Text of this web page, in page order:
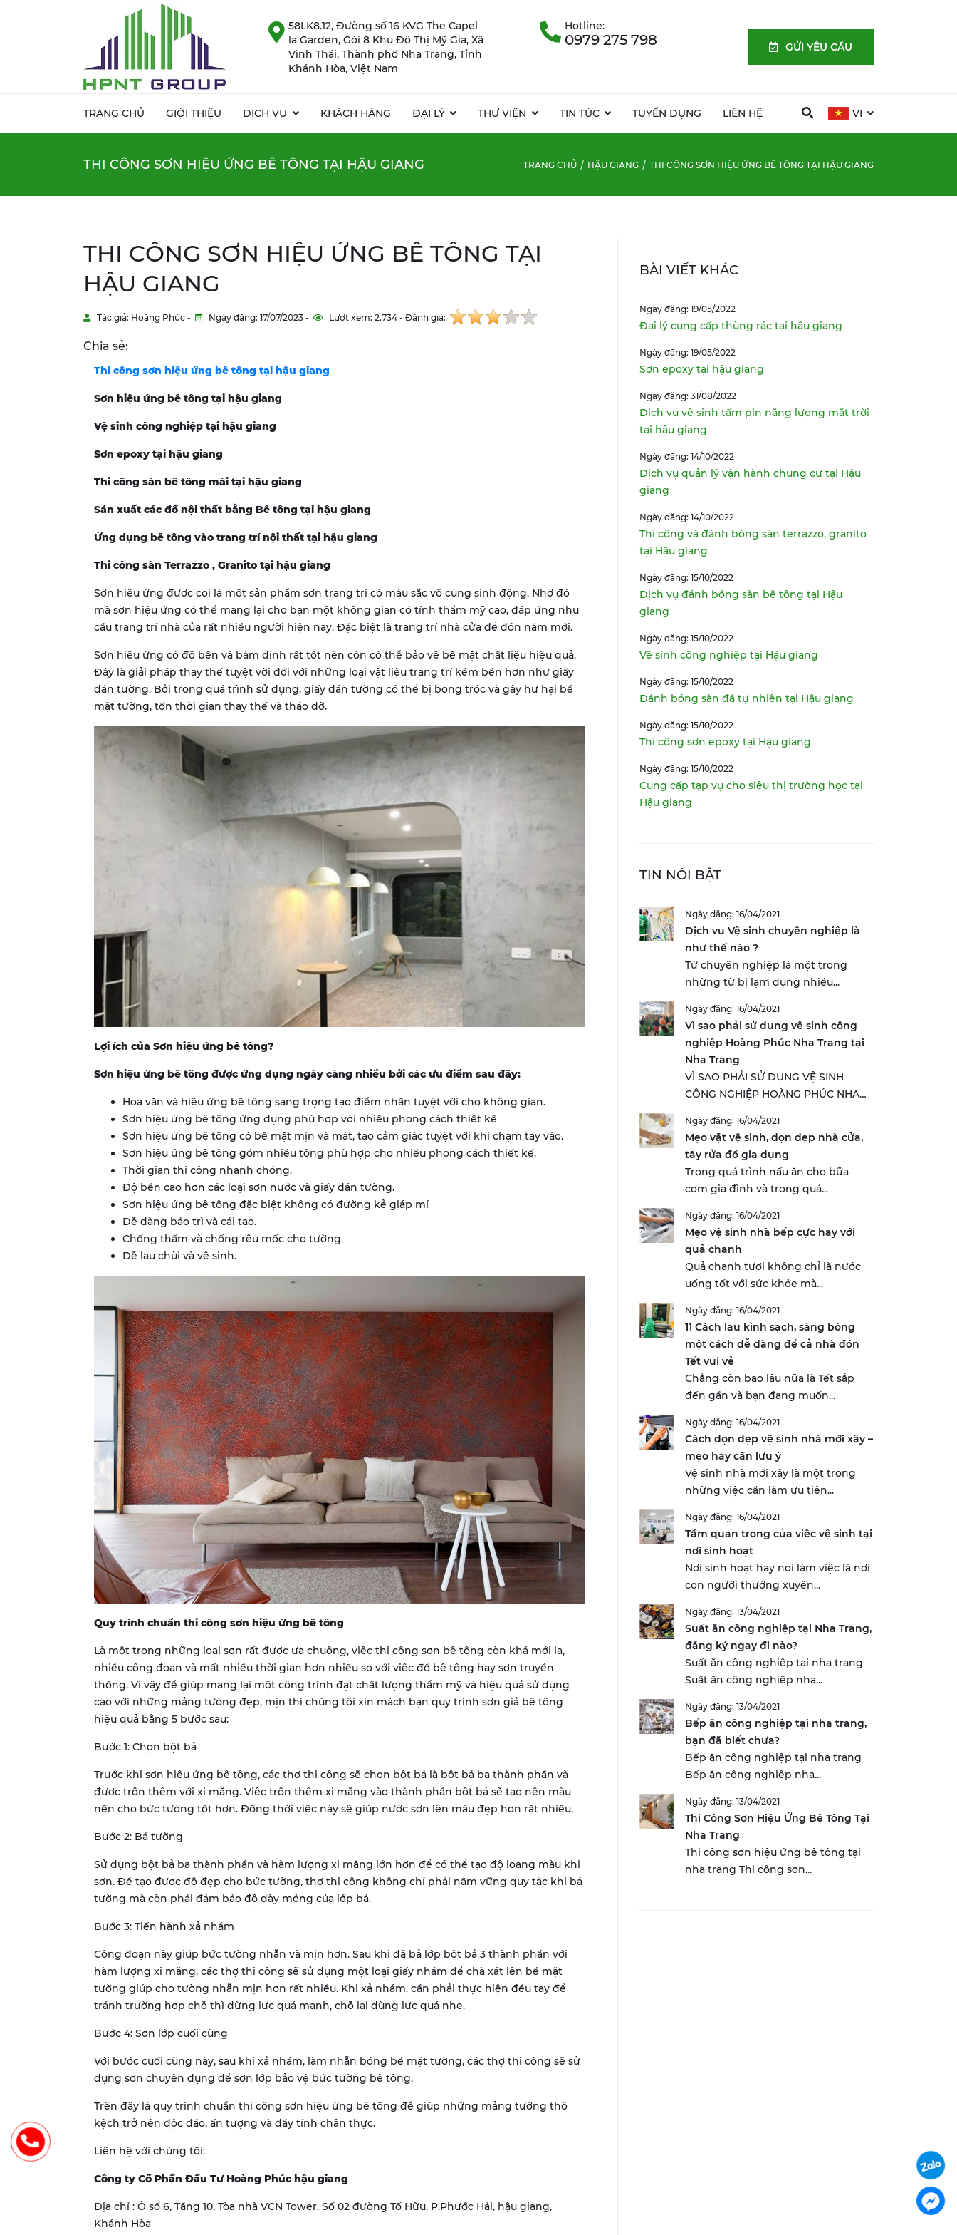
TRANG CHỦ GIỚI THIỆU DỊCH VỤ KHÁCH HÀNG ĐẠI LÝ THƯ VIỆN TIN TỨC TUYỂN DỤNG LIÊN HỆ VI
58LK8.12, Đường số 16 KVG The Capel
la Garden, Gói 8 Khu Đô Thị Mỹ Gia, Xã
Vĩnh Thái, Thành phố Nha Trang, Tỉnh
Khánh Hòa, Việt Nam
Hotline:
0979 275 798 GỬI YÊU CẦU
THI CÔNG SƠN HIỆU ỨNG BÊ TÔNG TẠI HẬU GIANG TRANG CHỦ HẬU GIANG THI CÔNG SƠN HIỆU ỨNG BÊ TÔNG TẠI HẬU GIANG
THI CÔNG SƠN HIỆU ỨNG BÊ TÔNG TẠI
HẬU GIANG
Tác giả: Hoàng Phúc - Ngày đăng: 17/07/2023 - Lượt xem: 2.734 - Đánh giá:
Chia sẻ:
Thi công sơn hiệu ứng bê tông tại hậu giang
Sơn hiệu ứng bê tông tại hậu giang
Vệ sinh công nghiệp tại hậu giang
Sơn epoxy tại hậu giang
Thi công sàn bê tông mài tại hậu giang
Sản xuất các đồ nội thất bằng Bê tông tại hậu giang
Ứng dụng bê tông vào trang trí nội thất tại hậu giang
Thi công sàn Terrazzo , Granito tại hậu giang
Sơn hiệu ứng được coi là một sản phẩm sơn trang trí có màu sắc vô cùng sinh động. Nhờ đó
mà sơn hiệu ứng có thể mang lại cho bạn một không gian có tính thẩm mỹ cao, đáp ứng nhu
cầu trang trí nhà của rất nhiều người hiện nay. Đặc biệt là trang trí nhà cửa để đón năm mới.
Sơn hiệu ứng có độ bền và bám dính rất tốt nên còn có thể bảo vệ bề mặt chất liệu hiệu quả.
Đây là giải pháp thay thế tuyệt vời đối với những loại vật liệu trang trí kém bền hơn như giấy
dán tường. Bởi trong quá trình sử dụng, giấy dán tường có thể bị bong tróc và gây hư hại bề
mặt tường, tốn thời gian thay thế và tháo dỡ.
Lợi ích của Sơn hiệu ứng bê tông?
Sơn hiệu ứng bê tông được ứng dụng ngày càng nhiều bởi các ưu điểm sau đây:
Hoa văn và hiệu ứng bê tông sang trọng tạo điểm nhấn tuyệt vời cho không gian.
Sơn hiệu ứng bê tông ứng dụng phù hợp với nhiều phong cách thiết kế
Sơn hiệu ứng bê tông có bề mặt mịn và mát, tạo cảm giác tuyệt vời khi chạm tay vào.
Sơn hiệu ứng bê tông gồm nhiều tông phù hợp cho nhiều phong cách thiết kế.
Thời gian thi công nhanh chóng.
Độ bền cao hơn các loại sơn nước và giấy dán tường.
Sơn hiệu ứng bê tông đặc biệt không có đường kẻ giáp mí
Dễ dàng bảo trì và cải tạo.
Chống thấm và chống rêu mốc cho tường.
Dễ lau chùi và vệ sinh.
Quy trình chuẩn thi công sơn hiệu ứng bê tông
Là một trong những loại sơn rất được ưa chuộng, việc thi công sơn bê tông còn khá mới lạ,
nhiều công đoạn và mất nhiều thời gian hơn nhiểu so với việc đổ bê tông hay sơn truyền
thống. Vì vậy để giúp mang lại một công trình đạt chất lượng thẩm mỹ và hiệu quả sử dụng
cao với những mảng tường đẹp, mịn thì chúng tôi xin mách bạn quy trình sơn giả bê tông
hiệu quả bằng 5 bước sau:
Bước 1: Chọn bột bả
Trước khi sơn hiệu ứng bê tông, các thợ thi công sẽ chọn bột bả là bột bả ba thành phần và
được trộn thêm với xi măng. Việc trộn thêm xi măng vào thành phần bột bả sẽ tạo nên màu
nền cho bức tường tốt hơn. Đồng thời việc này sẽ giúp nước sơn lên màu đẹp hơn rất nhiều.
Bước 2: Bả tường
Sử dụng bột bả ba thành phần và hàm lượng xi măng lớn hơn để có thể tạo độ loang màu khi
sơn. Để tạo được độ đẹp cho bức tường, thợ thi công không chỉ phải nắm vững quy tắc khi bả
tường mà còn phải đảm bảo độ dày mỏng của lớp bả.
Bước 3: Tiến hành xả nhám
Công đoạn này giúp bức tường nhẵn và mịn hơn. Sau khi đã bả lớp bột bả 3 thành phần với
hàm lượng xi măng, các thợ thi công sẽ sử dụng một loại giấy nhám để chà xát lên bề mặt
tường giúp cho tường nhẵn mịn hơn rất nhiều. Khi xả nhám, cần phải thực hiện đều tay để
tránh trường hợp chỗ thì dừng lực quá mạnh, chỗ lại dùng lực quá nhẹ.
Bước 4: Sơn lớp cuối cùng
Với bước cuối cùng này, sau khi xả nhám, làm nhẵn bóng bề mặt tường, các thợ thi công sẽ sử
dụng sơn chuyên dụng để sơn lớp bảo vệ bức tường bê tông.
Trên đây là quy trình chuẩn thi công sơn hiệu ứng bê tông để giúp những mảng tường thô
kệch trở nên độc đáo, ấn tượng và đầy tính chân thực.
Liên hệ với chúng tôi:
Công ty Cổ Phần Đầu Tư Hoàng Phúc hậu giang
Địa chỉ : Ô số 6, Tầng 10, Tòa nhà VCN Tower, Số 02 đường Tố Hữu, P.Phước Hải, hậu giang,
Khánh Hòa
BÀI VIẾT KHÁC
Ngày đăng: 19/05/2022
Đại lý cung cấp thùng rác tại hậu giang
Ngày đăng: 19/05/2022
Sơn epoxy tại hậu giang
Ngày đăng: 31/08/2022
Dịch vụ vệ sinh tấm pin năng lượng mặt trời
tại hậu giang
Ngày đăng: 14/10/2022
Dịch vụ quản lý vận hành chung cư tại Hậu
giang
Ngày đăng: 14/10/2022
Thi công và đánh bóng sàn terrazzo, granito
tại Hậu giang
Ngày đăng: 15/10/2022
Dịch vụ đánh bóng sàn bê tông tại Hậu
giang
Ngày đăng: 15/10/2022
Vệ sinh công nghiệp tại Hậu giang
Ngày đăng: 15/10/2022
Đánh bóng sàn đá tự nhiên tại Hậu giang
Ngày đăng: 15/10/2022
Thi công sơn epoxy tại Hậu giang
Ngày đăng: 15/10/2022
Cung cấp tạp vụ cho siêu thị trường học tại
Hậu giang
TIN NỔI BẬT
Ngày đăng: 16/04/2021
Dịch vụ Vệ sinh chuyên nghiệp là
như thế nào ?
Từ chuyên nghiệp là một trong
những từ bị lạm dụng nhiều...
Ngày đăng: 16/04/2021
Vì sao phải sử dụng vệ sinh công
nghiệp Hoàng Phúc Nha Trang tại
Nha Trang
VÌ SAO PHẢI SỬ DỤNG VỆ SINH
CÔNG NGHIỆP HOÀNG PHÚC NHA
Ngày đăng: 16/04/2021
Mẹo vặt vệ sinh, dọn dẹp nhà cửa,
tẩy rửa đồ gia dụng
Trong quá trình nấu ăn cho bữa
cơm gia đình và trong quá...
Ngày đăng: 16/04/2021
Mẹo vệ sinh nhà bếp cực hay với
quả chanh
Quả chanh tươi không chỉ là nước
uống tốt với sức khỏe mà...
Ngày đăng: 16/04/2021
11 Cách lau kính sạch, sáng bóng
một cách dễ dàng để cả nhà đón
Tết vui vẻ
Chẳng còn bao lâu nữa là Tết sắp
đến gần và bạn đang muốn...
Ngày đăng: 16/04/2021
Cách dọn dẹp vệ sinh nhà mới xây –
mẹo hay cần lưu ý
Vệ sinh nhà mới xây là một trong
những việc cần làm ưu tiên...
Ngày đăng: 16/04/2021
Tầm quan trọng của việc vệ sinh tại
nơi sinh hoạt
Nơi sinh hoạt hay nơi làm việc là nơi
con người thường xuyên...
Ngày đăng: 13/04/2021
Suất ăn công nghiệp tại Nha Trang,
đăng ký ngay đi nào?
Suất ăn công nghiệp tại nha trang
Suất ăn công nghiệp nha...
Ngày đăng: 13/04/2021
Bếp ăn công nghiệp tại nha trang,
bạn đã biết chưa?
Bếp ăn công nghiệp tại nha trang
Bếp ăn công nghiệp nha...
Ngày đăng: 13/04/2021
Thi Công Sơn Hiệu Ứng Bê Tông Tại
Nha Trang
Thi công sơn hiệu ứng bê tông tại
nha trang Thi công sơn...